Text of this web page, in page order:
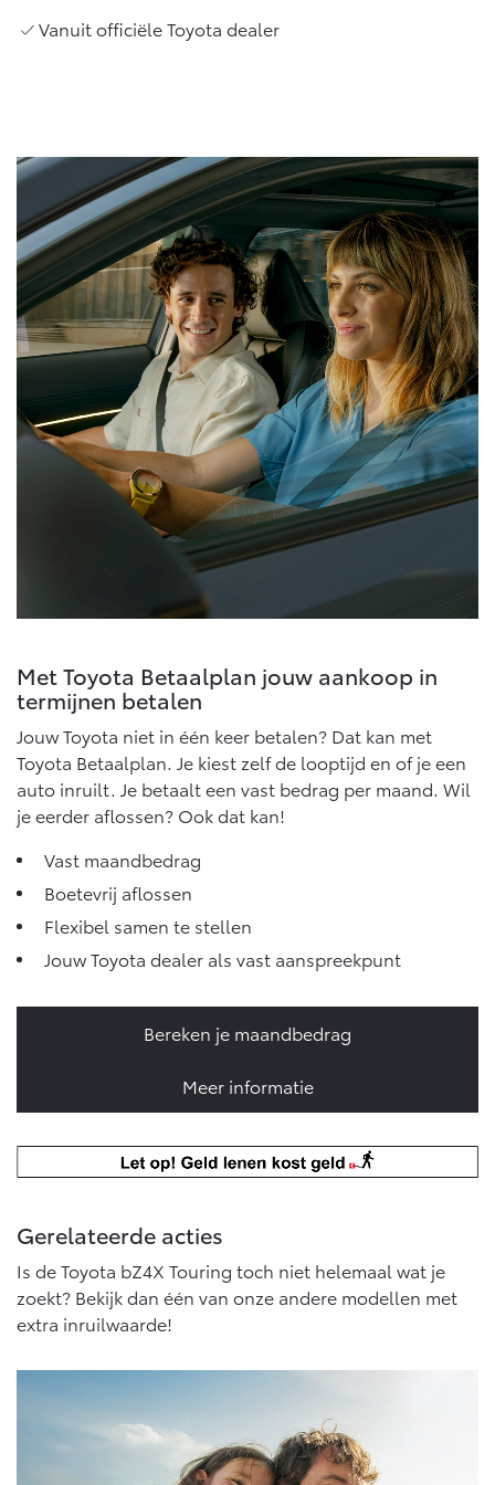
Vanaf € 37.500,- Vanaf € 55.950,-
Proace Max (excl. BTW)
OOK ALS BATTERIJ-
Vanaf € 46.301,-
Hilux (excl. BTW)
OOK ALS BATTERIJ-
ELEKTRISCH
Vanaf € 56.570,-
Land Cruiser (excl. BTW)
Vanaf € 89.986,-
Vanuit officiële Toyota dealer
Met Toyota Betaalplan jouw aankoop in
termijnen betalen
Jouw Toyota niet in één keer betalen? Dat kan met
Toyota Betaalplan. Je kiest zelf de looptijd en of je een
auto inruilt. Je betaalt een vast bedrag per maand. Wil
je eerder aflossen? Ook dat kan!
Vast maandbedrag
Boetevrij aflossen
Flexibel samen te stellen
Jouw Toyota dealer als vast aanspreekpunt
Bereken je maandbedrag
Meer informatie
Gerelateerde acties
Is de Toyota bZ4X Touring toch niet helemaal wat je
zoekt? Bekijk dan één van onze andere modellen met
extra inruilwaarde!